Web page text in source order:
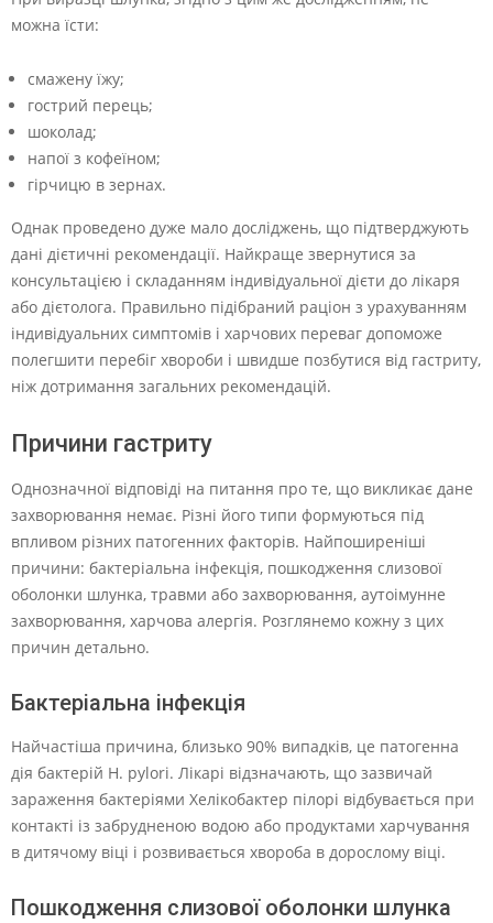
можна їсти:
смажену їжу;
гострий перець;
шоколад;
напої з кофеїном;
гірчицю в зернах.
Однак проведено дуже мало досліджень, що підтверджують
дані дієтичні рекомендації. Найкраще звернутися за
консультацією і складанням індивідуальної дієти до лікаря
або дієтолога. Правильно підібраний раціон з урахуванням
індивідуальних симптомів і харчових переваг допоможе
полегшити перебіг хвороби і швидше позбутися від гастриту,
ніж дотримання загальних рекомендацій.
Причини гастриту
Однозначної відповіді на питання про те, що викликає дане
захворювання немає. Різні його типи формуються під
впливом різних патогенних факторів. Найпоширеніші
причини: бактеріальна інфекція, пошкодження слизової
оболонки шлунка, травми або захворювання, аутоімунне
захворювання, харчова алергія. Розглянемо кожну з цих
причин детально.
Бактеріальна інфекція
Найчастіша причина, близько 90% випадків, це патогенна
дія бактерій H. pylori. Лікарі відзначають, що зазвичай
зараження бактеріями Хелікобактер пілорі відбувається при
контакті із забрудненою водою або продуктами харчування
в дитячому віці і розвивається хвороба в дорослому віці.
Пошкодження слизової оболонки шлунка